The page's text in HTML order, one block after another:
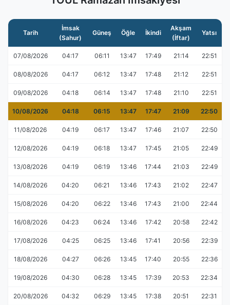
Tarih
İmsak
(Sahur)
Güneş Öğle İkindi
Akşam
(İftar)
Yatsı
07/08/2026 04:17 06:11 13:47 17:49 21:14 22:51
08/08/2026 04:17 06:12 13:47 17:48 21:12 22:51
09/08/2026 04:18 06:14 13:47 17:48 21:10 22:51
10/08/2026 04:18 06:15 13:47 17:47 21:09 22:50
11/08/2026 04:19 06:17 13:47 17:46 21:07 22:50
12/08/2026 04:19 06:18 13:47 17:45 21:05 22:49
13/08/2026 04:19 06:19 13:46 17:44 21:03 22:49
14/08/2026 04:20 06:21 13:46 17:43 21:02 22:47
15/08/2026 04:20 06:22 13:46 17:43 21:00 22:44
16/08/2026 04:23 06:24 13:46 17:42 20:58 22:42
17/08/2026 04:25 06:25 13:46 17:41 20:56 22:39
18/08/2026 04:27 06:26 13:45 17:40 20:55 22:36
19/08/2026 04:30 06:28 13:45 17:39 20:53 22:34
20/08/2026 04:32 06:29 13:45 17:38 20:51 22:31